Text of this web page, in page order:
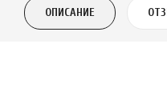
ОПИСАНИЕ